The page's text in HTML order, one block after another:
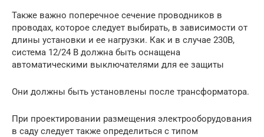
Также важно поперечное сечение проводников в
проводах, которое следует выбирать, в зависимости от
длины установки и ее нагрузки. Как и в случае 230В,
система 12/24 В должна быть оснащена
автоматическими выключателями для ее защиты
Они должны быть установлены после трансформатора.
При проектировании размещения электрооборудования
в саду следует также определиться с типом